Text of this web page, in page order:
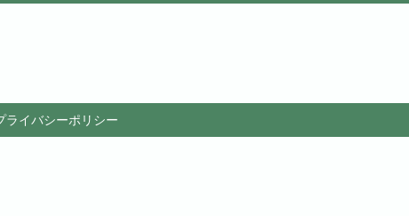
ライバシーポリシー